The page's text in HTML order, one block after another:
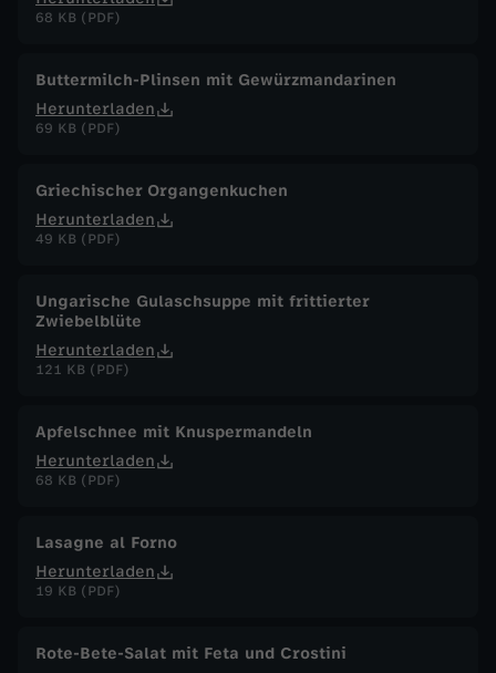
68 KB (PDF)
Buttermilch-Plinsen mit Gewürzmandarinen
Herunterladen
69 KB (PDF)
Griechischer Organgenkuchen
Herunterladen
49 KB (PDF)
Ungarische Gulaschsuppe mit frittierter
Zwiebelblüte
Herunterladen
121 KB (PDF)
Apfelschnee mit Knuspermandeln
Herunterladen
68 KB (PDF)
Lasagne al Forno
Herunterladen
19 KB (PDF)
Rote-Bete-Salat mit Feta und Crostini